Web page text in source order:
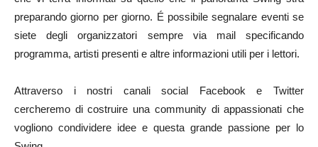
preparando giorno per giorno. É possibile segnalare eventi se
siete degli organizzatori sempre via mail specificando
programma, artisti presenti e altre informazioni utili per i lettori.
Attraverso i nostri canali social Facebook e Twitter
cercheremo di costruire una community di appassionati che
vogliono condividere idee e questa grande passione per lo